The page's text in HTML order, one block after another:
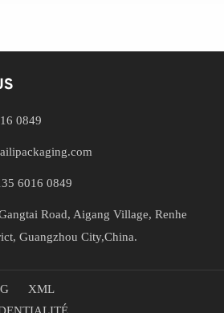
0849
6016 0849
Road, Aigang Village, Renhe
Guangzhou City,China.
XML